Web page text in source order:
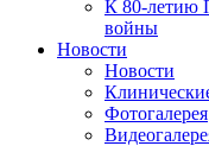
К 80-летию
войны
Новости
Новости
Фотогалерея